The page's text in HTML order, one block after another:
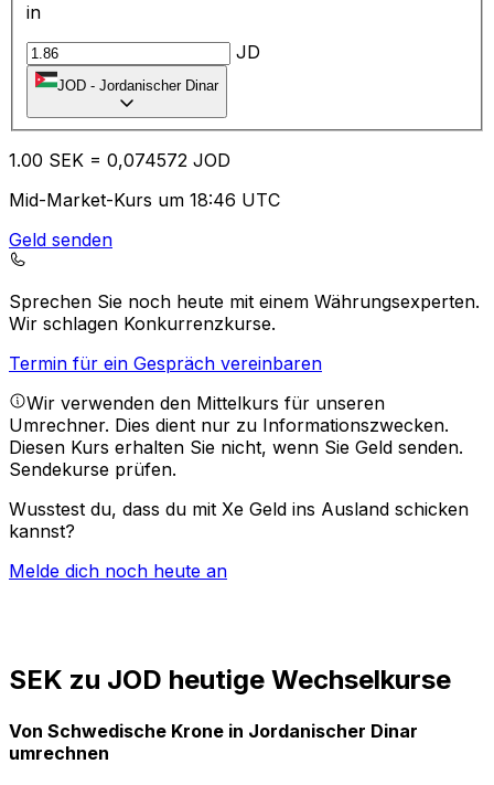
in
JD
JOD - Jordanischer Dinar
1.00 SEK = 0,074572 JOD
Mid-Market-Kurs um 18:46 UTC
Geld senden
Sprechen Sie noch heute mit einem Währungsexperten.
Wir schlagen Konkurrenzkurse.
Termin für ein Gespräch vereinbaren
Wir verwenden den Mittelkurs für unseren
Umrechner. Dies dient nur zu Informationszwecken.
Diesen Kurs erhalten Sie nicht, wenn Sie Geld senden.
Sendekurse prüfen.
Wusstest du, dass du mit Xe Geld ins Ausland schicken
kannst?
Melde dich noch heute an
SEK zu JOD heutige Wechselkurse
Von Schwedische Krone in Jordanischer Dinar
umrechnen